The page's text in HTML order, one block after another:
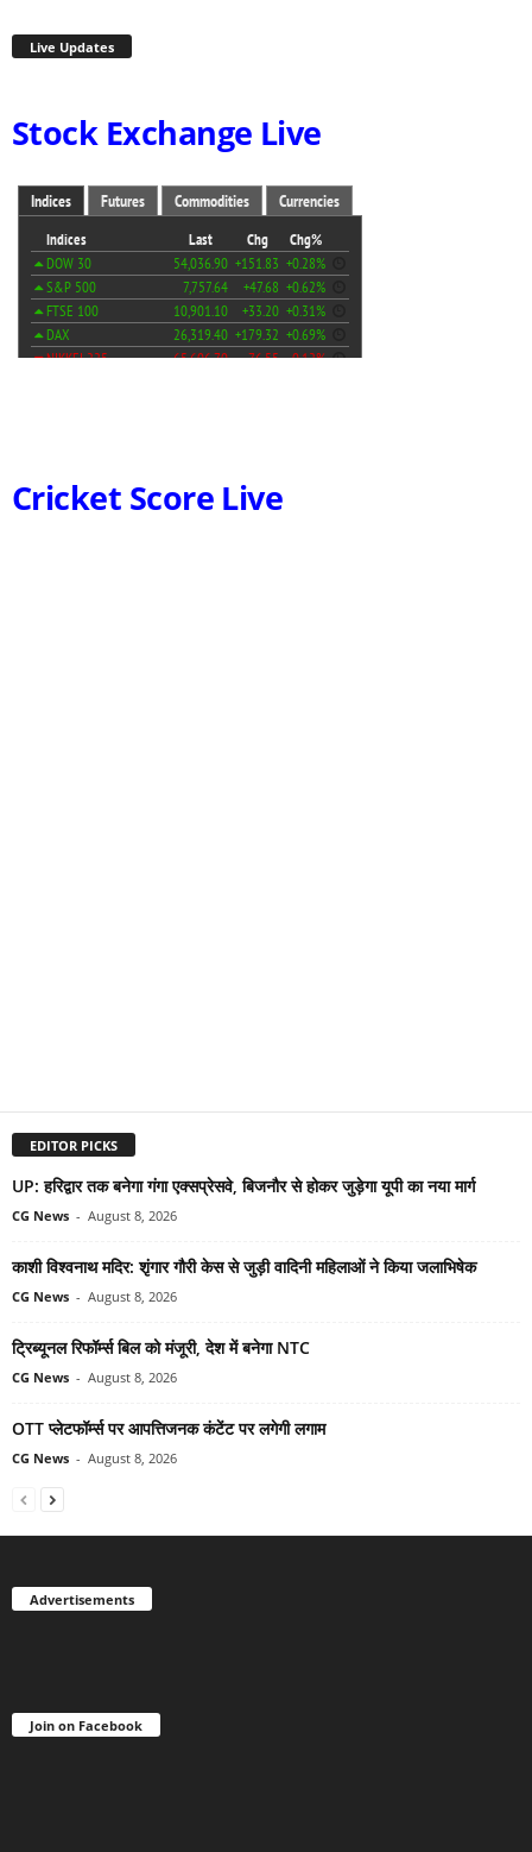
Live Updates
Stock Exchange Live
Cricket Score Live
EDITOR PICKS
UP: हरिद्वार तक बनेगा गंगा एक्सप्रेसवे, बिजनौर से होकर जुड़ेगा यूपी का नया मार्ग
CG News - August 8, 2026
काशी विश्वनाथ मदिर: शृंगार गौरी केस से जुड़ी वादिनी महिलाओं ने किया जलाभिषेक
CG News - August 8, 2026
ट्रिब्यूनल रिफॉर्म्स बिल को मंजूरी, देश में बनेगा NTC
CG News - August 8, 2026
OTT प्लेटफॉर्म्स पर आपत्तिजनक कंटेंट पर लगेगी लगाम
CG News - August 8, 2026
Advertisements
Join on Facebook